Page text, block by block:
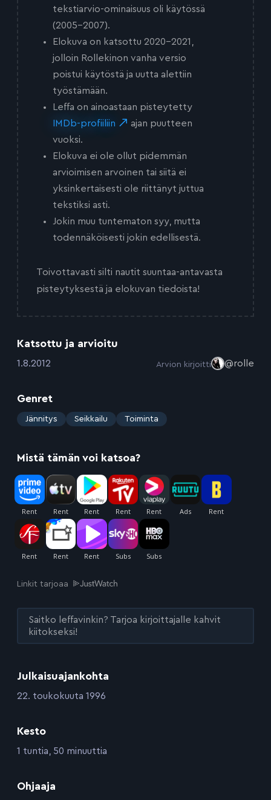
Julkaisuajankohta
:22. toukokuuta 1996
Kesto
:1 tuntia, 50 minuuttia
Ohjaaja
tekstiarvio-ominaisuus oli käytössä
(2005-2007).
Elokuva on katsottu 2020-2021,
jolloin Rollekinon vanha versio
poistui käytöstä ja uutta alettiin
työstämään.
Leffa on ainoastaan pisteytetty
IMDb-profiiliin
ajan puutteen
vuoksi.
Elokuva ei ole ollut pidemmän
arvioimisen arvoinen tai siitä ei
yksinkertaisesti ole riittänyt juttua
tekstiksi asti.
Jokin muu tuntematon syy, mutta
todennäköisesti jokin edellisestä.
Toivottavasti silti nautit suuntaa-antavasta
pisteytyksestä ja elokuvan tiedoista!
Katsottu ja arvioitu
:1.8.2012 Arvion kirjoitti @rolle
Genret
: Jännitys Seikkailu Toiminta
Mistä tämän voi katsoa?
Linkit tarjoaa
Saitko leffavinkin? Tarjoa kirjoittajalle kahvit
kiitokseksi!